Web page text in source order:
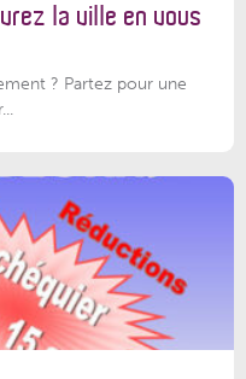
la ville en vous
? Partez pour une